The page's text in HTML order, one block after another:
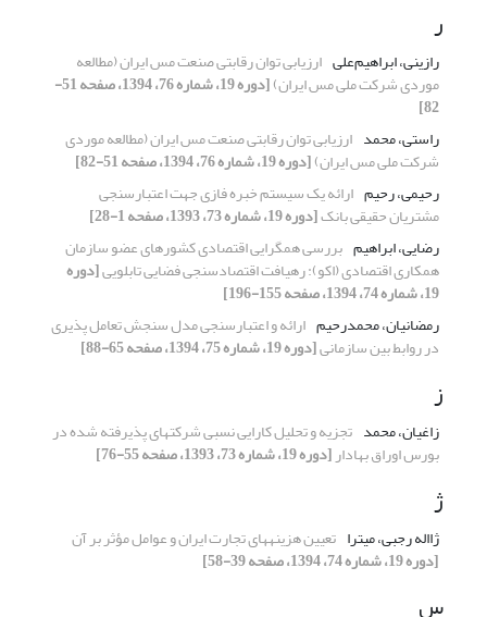
ر
رازینی، ابراهیم‌علی ارزیابی توان رقابتی صنعت مس ایران (مطالعه
موردی شرکت ملی مس ایران) [دوره 19، شماره 76، 1394، صفحه 51-
82]
راستی، محمد ارزیابی توان رقابتی صنعت مس ایران (مطالعه موردی
شرکت ملی مس ایران)[دوره 19، شماره 76، 1394، صفحه 51-82]
رحیمی، رحیم ارائه یک سیستم خبره فازی جهت اعتبارسنجی
مشتریان حقیقی بانک[دوره 19، شماره 73، 1393، صفحه 1-28]
رضایی، ابراهیم بررسی همگرایی اقتصادی کشورهای عضو سازمان
همکاری اقتصادی (اکو): رهیافت اقتصادسنجی فضایی تابلویی[دوره
19، شماره 74، 1394، صفحه 155-196]
رمضانیان، محمدرحیم ارائه و اعتبارسنجی مدل سنجش تعامل پذیری
در روابط بین سازمانی[دوره 19، شماره 75، 1394، صفحه 65-88]
ز
زاغیان، محمد تجزیه و تحلیل کارایی نسبی شرکتهای پذیرفته شده در
بورس اوراق بهادار[دوره 19، شماره 73، 1393، صفحه 55-76]
ژ
ژااله رجبی، میترا تعیین هزینههای تجارت ایران و عوامل مؤثر بر آن
[دوره 19، شماره 74، 1394، صفحه 39-58]
س